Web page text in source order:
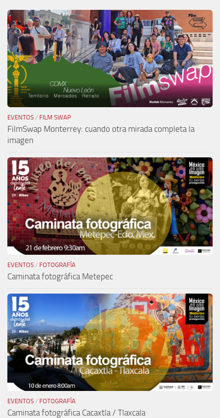
EVENTOS / FILM SWAP
FilmSwap Monterrey: cuando otra mirada completa la
imagen
EVENTOS / FOTOGRAFÍA
Caminata fotográfica Metepec
EVENTOS / FOTOGRAFÍA
Caminata fotográfica Cacaxtla / Tlaxcala